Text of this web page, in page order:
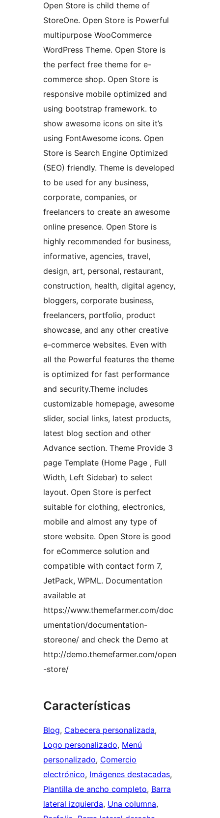
Open Store is child theme of
StoreOne. Open Store is Powerful
multipurpose WooCommerce
WordPress Theme. Open Store is
the perfect free theme for e-
commerce shop. Open Store is
responsive mobile optimized and
using bootstrap framework. to
show awesome icons on site it’s
using FontAwesome icons. Open
Store is Search Engine Optimized
(SEO) friendly. Theme is developed
to be used for any business,
corporate, companies, or
freelancers to create an awesome
online presence. Open Store is
highly recommended for business,
informative, agencies, travel,
design, art, personal, restaurant,
construction, health, digital agency,
bloggers, corporate business,
freelancers, portfolio, product
showcase, and any other creative
e-commerce websites. Even with
all the Powerful features the theme
is optimized for fast performance
and security.Theme includes
customizable homepage, awesome
slider, social links, latest products,
latest blog section and other
Advance section. Theme Provide 3
page Template (Home Page , Full
Width, Left Sidebar) to select
layout. Open Store is perfect
suitable for clothing, electronics,
mobile and almost any type of
store website. Open Store is good
for eCommerce solution and
compatible with contact form 7,
JetPack, WPML. Documentation
available at
https://www.themefarmer.com/doc
umentation/documentation-
storeone/ and check the Demo at
http://demo.themefarmer.com/open
-store/
Características
Blog, Cabecera personalizada
Logo personalizado, Menú
personalizado, Comercio
electrónico, Imágenes destacadas
Plantilla de ancho completo, Barra
lateral izquierda, Una columna